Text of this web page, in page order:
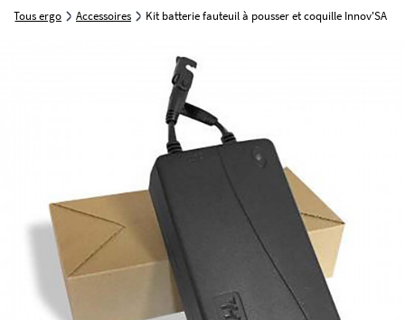
Tous ergo Accessoires Kit batterie fauteuil à pousser et coquille Innov'SA